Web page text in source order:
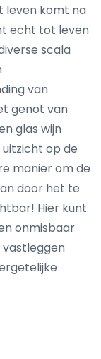
leven komt na
echt tot leven
scala
van
genot van
glas wijn
op de
manier om de
door het te
Hier kunt
onmisbaar